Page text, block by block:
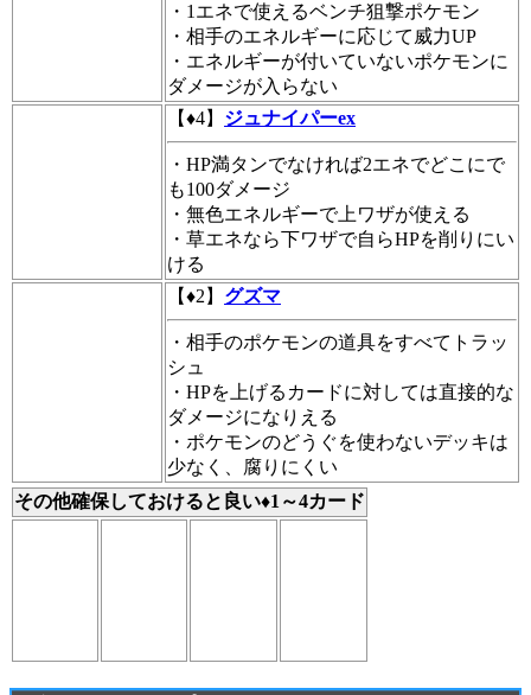
・1エネで使えるベンチ狙撃ポケモン
・相手のエネルギーに応じて威力UP
・エネルギーが付いていないポケモンに
ダメージが入らない
【♦4】 ジュナイパーex
・HP満タンでなければ2エネでどこにで
も100ダメージ
・無色エネルギーで上ワザが使える
・草エネなら下ワザで自らHPを削りにい
ける
【♦2】 グズマ
・相手のポケモンの道具をすべてトラッ
シュ
・HPを上げるカードに対しては直接的な
ダメージになりえる
・ポケモンのどうぐを使わないデッキは
少なく、腐りにくい
その他確保しておけると良い♦1～4カード